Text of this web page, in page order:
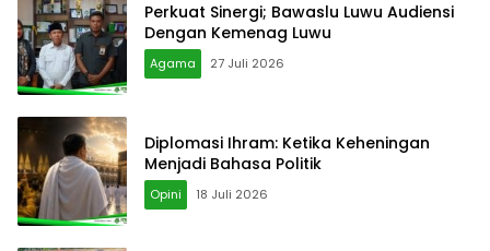
Perkuat Sinergi; Bawaslu Luwu Audiensi
Dengan Kemenag Luwu
Agama 27 Juli 2026
Diplomasi Ihram: Ketika Keheningan
Menjadi Bahasa Politik
Opini 18 Juli 2026